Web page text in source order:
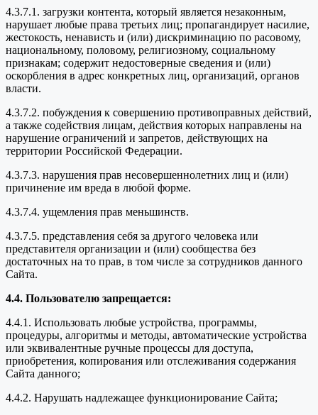
4.3.7.1. загрузки контента, который является незаконным,
нарушает любые права третьих лиц; пропагандирует насилие,
жестокость, ненависть и (или) дискриминацию по расовому,
национальному, половому, религиозному, социальному
признакам; содержит недостоверные сведения и (или)
оскорбления в адрес конкретных лиц, организаций, органов
власти.
4.3.7.2. побуждения к совершению противоправных действий,
а также содействия лицам, действия которых направлены на
нарушение ограничений и запретов, действующих на
территории Российской Федерации.
4.3.7.3. нарушения прав несовершеннолетних лиц и (или)
причинение им вреда в любой форме.
4.3.7.4. ущемления прав меньшинств.
4.3.7.5. представления себя за другого человека или
представителя организации и (или) сообщества без
достаточных на то прав, в том числе за сотрудников данного
Сайта.
4.4. Пользователю запрещается:
4.4.1. Использовать любые устройства, программы,
процедуры, алгоритмы и методы, автоматические устройства
или эквивалентные ручные процессы для доступа,
приобретения, копирования или отслеживания содержания
Сайта данного;
4.4.2. Нарушать надлежащее функционирование Сайта;